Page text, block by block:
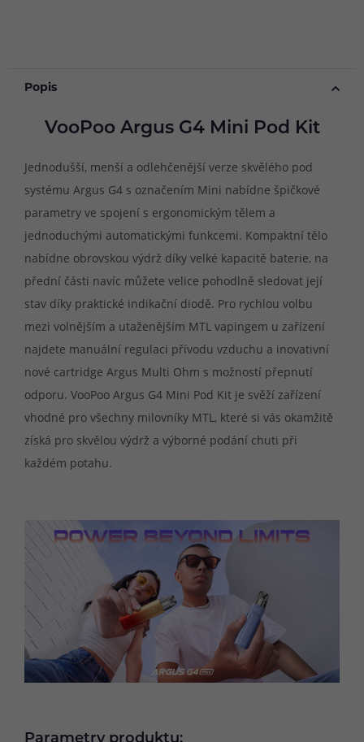
Popis
VooPoo Argus G4 Mini Pod Kit
Jednodušší, menší a odlehčenější verze skvělého pod
systému Argus G4 s označením Mini nabídne špičkové
parametry ve spojení s ergonomickým tělem a
jednoduchými automatickými funkcemi. Kompaktní tělo
nabídne obrovskou výdrž díky velké kapacitě baterie, na
přední části navíc můžete velice pohodlně sledovat její
stav díky praktické indikační diodě. Pro rychlou volbu
mezi volnějším a utaženějším MTL vapingem u zařízení
najdete manuální regulaci přívodu vzduchu a inovativní
nové cartridge Argus Multi Ohm s možností přepnutí
odporu. VooPoo Argus G4 Mini Pod Kit je svěží zařízení
vhodné pro všechny milovníky MTL, které si vás okamžitě
získá pro skvělou výdrž a výborné podání chuti při
každém potahu.